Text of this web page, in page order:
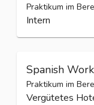
Praktikum im
Intern
Spanish
Praktikum im
Vergütetes